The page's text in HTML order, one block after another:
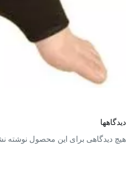
دیدگاهها
هیچ دیدگاهی برای این محصول نوشته